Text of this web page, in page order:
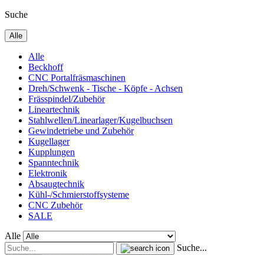
Suche
Alle
Alle
Beckhoff
CNC Portalfräsmaschinen
Dreh/Schwenk - Tische - Köpfe - Achsen
Frässpindel/Zubehör
Lineartechnik
Stahlwellen/Linearlager/Kugelbuchsen
Gewindetriebe und Zubehör
Kugellager
Kupplungen
Spanntechnik
Elektronik
Absaugtechnik
Kühl-/Schmierstoffsysteme
CNC Zubehör
SALE
Alle
Suche...